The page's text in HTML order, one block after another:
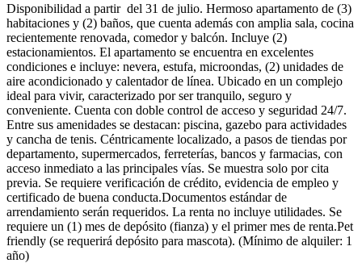
Disponibilidad a partir del 31 de julio. Hermoso apartamento de (3)
habitaciones y (2) baños, que cuenta además con amplia sala, cocina
recientemente renovada, comedor y balcón. Incluye (2)
estacionamientos. El apartamento se encuentra en excelentes
condiciones e incluye: nevera, estufa, microondas, (2) unidades de
aire acondicionado y calentador de línea. Ubicado en un complejo
ideal para vivir, caracterizado por ser tranquilo, seguro y
conveniente. Cuenta con doble control de acceso y seguridad 24/7.
Entre sus amenidades se destacan: piscina, gazebo para actividades
y cancha de tenis. Céntricamente localizado, a pasos de tiendas por
departamento, supermercados, ferreterías, bancos y farmacias, con
acceso inmediato a las principales vías. Se muestra solo por cita
previa. Se requiere verificación de crédito, evidencia de empleo y
certificado de buena conducta.Documentos estándar de
arrendamiento serán requeridos. La renta no incluye utilidades. Se
requiere un (1) mes de depósito (fianza) y el primer mes de renta.Pet
friendly (se requerirá depósito para mascota). (Mínimo de alquiler: 1
año)